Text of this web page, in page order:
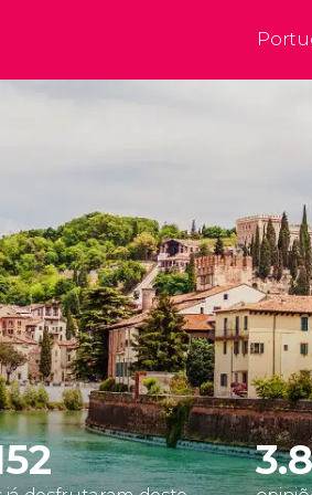
Madrid
Espanha
Amesterdão
Holanda
Praga
República Checa
Ver